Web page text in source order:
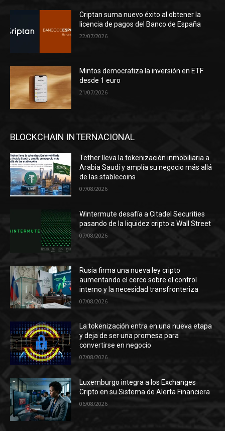
Criptan suma nuevo éxito al obtener la
licencia de pagos del Banco de España
22/07/2026
Mintos democratiza la inversión en ETF
desde 1 euro
21/07/2026
BLOCKCHAIN INTERNACIONAL
Tether lleva la tokenización inmobiliaria a
Arabia Saudí y amplía su negocio más allá
de las stablecoins
07/08/2026
Wintermute desafía a Citadel Securities
pasando de la liquidez cripto a Wall Street
07/08/2026
Rusia firma una nueva ley cripto
aumentando el cerco sobre el control
interno y la necesidad transfronteriza
07/08/2026
La tokenización entra en una nueva etapa
y deja de ser una promesa para
convertirse en negocio
07/08/2026
Luxemburgo integra a los Exchanges
Cripto en su Sistema de Alerta Financiera
06/08/2026